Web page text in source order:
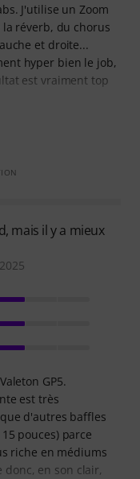
J'utilise un Zoom
réverb, du chorus
et droite...
hyper bien le job,
est vraiment top
mais il y a mieux
GP5.
est très
d'autres baffles
pouces) parce
riche en médiums
donc, en son clair,